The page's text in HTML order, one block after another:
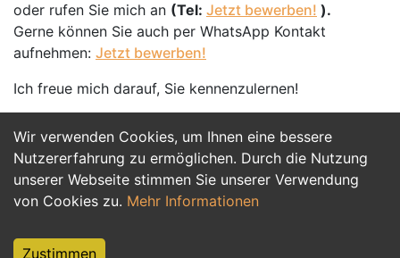
Wir verwenden Cookies, um Ihnen eine bessere
Nutzererfahrung zu ermöglichen. Durch die Nutzung
unserer Webseite stimmen Sie unserer Verwendung
von Cookies zu. Mehr Informationen
Zustimmen
oder rufen Sie mich an (Tel: Jetzt bewerben! ).
Gerne können Sie auch per WhatsApp Kontakt
aufnehmen: Jetzt bewerben!
Ich freue mich darauf, Sie kennenzulernen!
Jetzt Bewerben